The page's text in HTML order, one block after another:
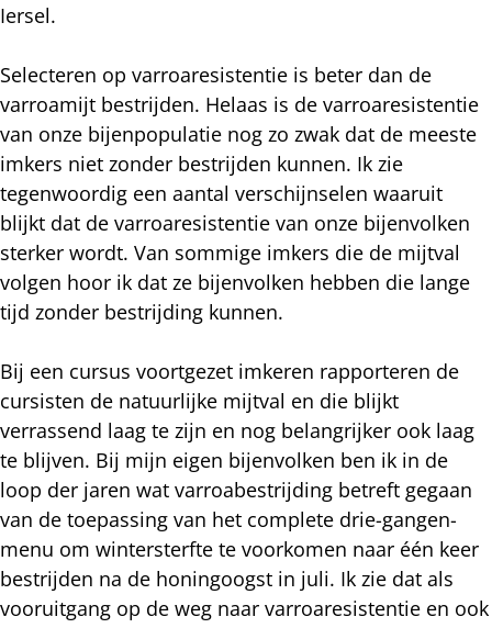
Iersel.
Selecteren op varroaresistentie is beter dan de
varroamijt bestrijden. Helaas is de varroaresistentie
van onze bijenpopulatie nog zo zwak dat de meeste
imkers niet zonder bestrijden kunnen. Ik zie
tegenwoordig een aantal verschijnselen waaruit
blijkt dat de varroaresistentie van onze bijenvolken
sterker wordt. Van sommige imkers die de mijtval
volgen hoor ik dat ze bijenvolken hebben die lange
tijd zonder bestrijding kunnen.
Bij een cursus voortgezet imkeren rapporteren de
cursisten de natuurlijke mijtval en die blijkt
verrassend laag te zijn en nog belangrijker ook laag
te blijven. Bij mijn eigen bijenvolken ben ik in de
loop der jaren wat varroabestrijding betreft gegaan
van de toepassing van het complete drie-gangen-
menu om wintersterfte te voorkomen naar één keer
bestrijden na de honingoogst in juli. Ik zie dat als
vooruitgang op de weg naar varroaresistentie en ook